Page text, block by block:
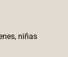
niñas